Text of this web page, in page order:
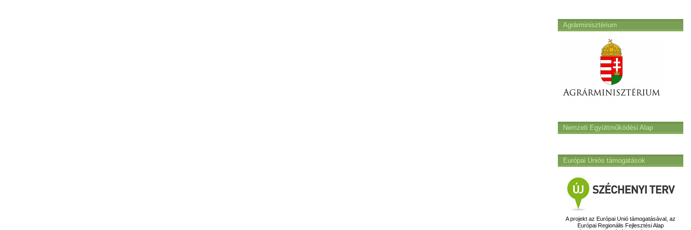
Agrárminisztérium
Nemzeti Együttműködési Alap
Európai Uniós támogatások
A projekt az Európai Unió támogatásával, az
Európai Regionális Fejlesztési Alap